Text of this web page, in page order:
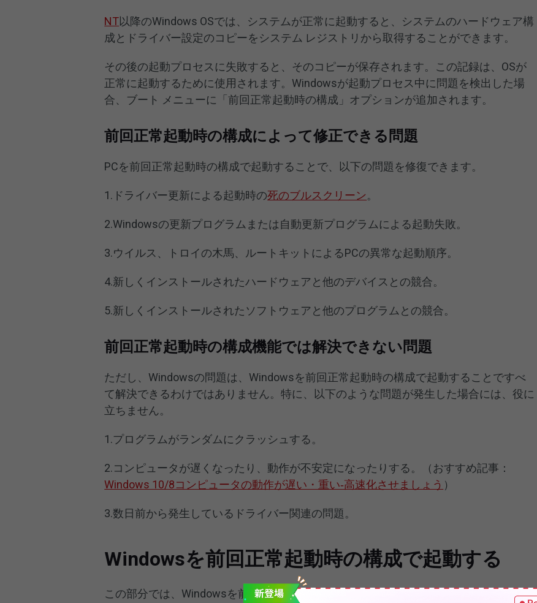
NT以降のWindows OSでは、システムが正常に起動すると、システムのハードウェア構
成とドライバー設定のコピーをシステム レジストリから取得することができます。
その後の起動プロセスに失敗すると、そのコピーが保存されます。この記録は、OSが
正常に起動するために使用されます。Windowsが起動プロセス中に問題を検出した場
合、ブート メニューに「前回正常起動時の構成」オプションが追加されます。
前回正常起動時の構成によって修正できる問題
PCを前回正常起動時の構成で起動することで、以下の問題を修復できます。
1.ドライバー更新による起動時の死のブルスクリーン。
2.Windowsの更新プログラムまたは自動更新プログラムによる起動失敗。
3.ウイルス、トロイの木馬、ルートキットによるPCの異常な起動順序。
4.新しくインストールされたハードウェアと他のデバイスとの競合。
5.新しくインストールされたソフトウェアと他のプログラムとの競合。
前回正常起動時の構成機能では解決できない問題
ただし、Windowsの問題は、Windowsを前回正常起動時の構成で起動することですべ
て解決できるわけではありません。特に、以下のような問題が発生した場合には、役に
立ちません。
1.プログラムがランダムにクラッシュする。
2.コンピュータが遅くなったり、動作が不安定になったりする。（おすすめ記事：
Windows 10/8コンピュータの動作が遅い・重い‐高速化させましょう ）
3.数日前から発生しているドライバー関連の問題。
Windowsを前回正常起動時の構成で起動する
この部分では、Windowsを前回正常起動時の構成で起動する方法をご説明していきます